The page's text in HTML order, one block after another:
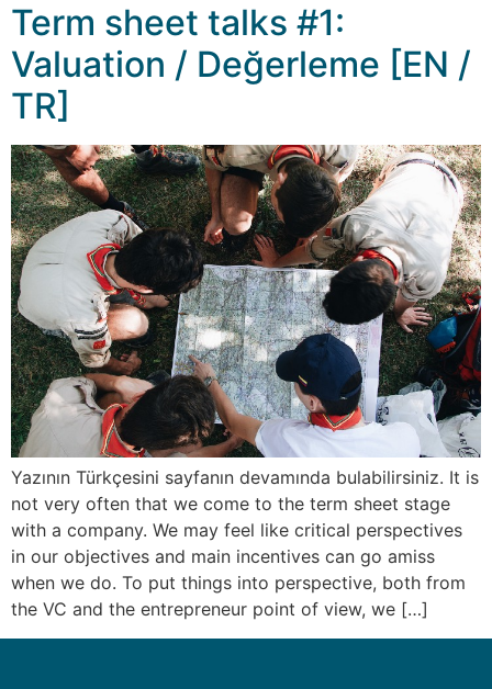
Term sheet talks #1:
Valuation / ​​Değerleme [EN /
TR]
Yazının Türkçesini sayfanın devamında bulabilirsiniz. It is
not very often that we come to the term sheet stage
with a company. We may feel like critical perspectives
in our objectives and main incentives can go amiss
when we do. To put things into perspective, both from
the VC and the entrepreneur point of view, we […]